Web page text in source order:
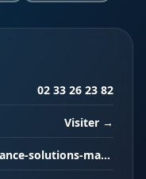
02 33 26 23 82
Visiter →
contact@france-solutions-manutention.fr